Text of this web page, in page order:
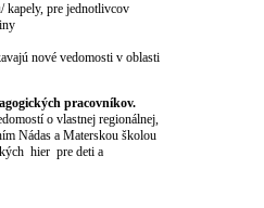
kapely, pre jednotlivcov
nové vedomosti v oblasti
pracovníkov.
o vlastnej regionálnej,
Nádas a Materskou školou
hier pre deti a